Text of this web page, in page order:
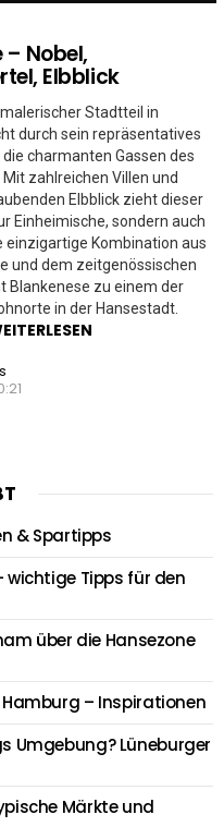
– Nobel,
Elbblick
Stadtteil in
durch sein repräsentatives
charmanten Gassen des
zahlreichen Villen und
Elbblick zieht dieser
Einheimische, sondern auch
einzigartige Kombination aus
und dem zeitgenössischen
Blankenese zu einem der
in der Hansestadt.
& Spartipps
wichtige Tipps für den
über die Hansezone
– Inspirationen
Umgebung? Lüneburger
Märkte und